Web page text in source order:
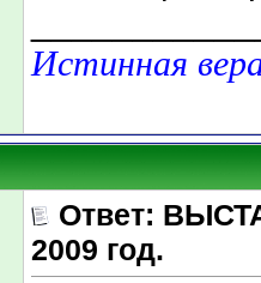
Истинная
Ответ:
2009 год.